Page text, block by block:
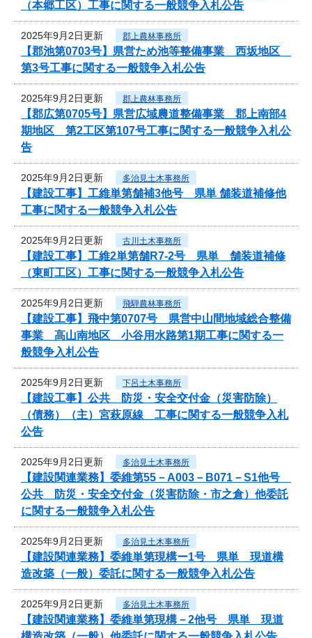
（本郷工区）工事に関する一般競争入札公告
2025年9月2日更新 郡上農林事務所
【郡池第0703号】県営ため池等整備事業 西坂地区
第3号工事に関する一般競争入札公告
2025年9月2日更新 郡上農林事務所
【郡広第0705号】県営広域農道整備事業 郡上南部4
期地区 第2工区第107号工事に関する一般競争入札公
告
2025年9月2日更新 多治見土木事務所
【建設工事】工維単第舗補3他号 県単 舗装道補修他
工事に関する一般競争入札公告
2025年9月2日更新 古川土木事務所
【建設工事】工維2単第舗R7-2号 県単 舗装道補修
（東町工区）工事に関する一般競争入札公告
2025年9月2日更新 飛騨農林事務所
【建設工事】飛中第0707号 県営中山間地域総合整備
事業 高山南地区 小谷用水路第1期工事に関する一
般競争入札公告
2025年9月2日更新 下呂土木事務所
【建設工事】公共 防災・安全交付金（災害防除）
（債務）（主）宮萩原線 工事に関する一般競争入札
公告
2025年9月2日更新 多治見土木事務所
【建設関連業務】委維第55－A003－B071－S1他号
公共 防災・安全交付金（災害防除・市之倉）他委託
に関する一般競争入札公告
2025年9月2日更新 多治見土木事務所
【建設関連業務】委維単第現構ー1号 県単 現道構
造改築（一般）委託に関する一般競争入札公告
2025年9月2日更新 多治見土木事務所
【建設関連業務】委維単第現構－2他号 県単 現道